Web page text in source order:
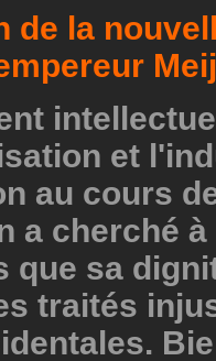
de la
et
au cours
a cherché
que sa
traités